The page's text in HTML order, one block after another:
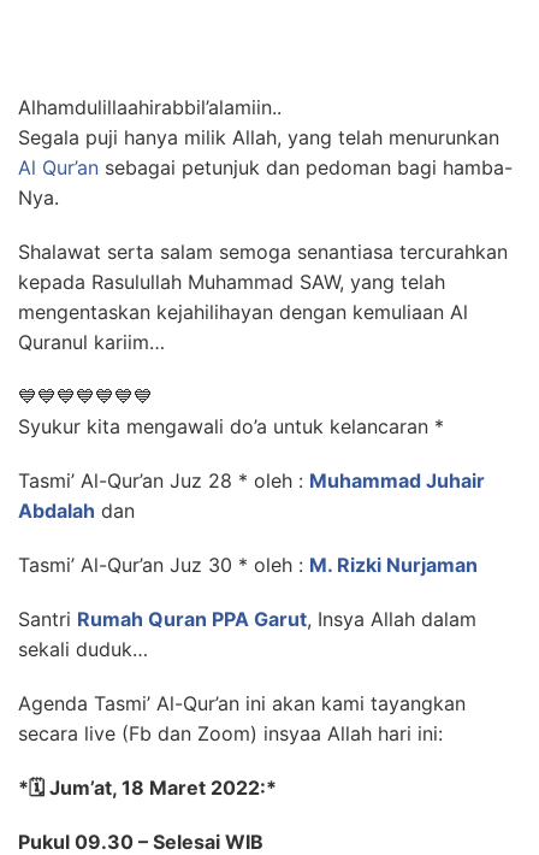
Alhamdulillaahirabbil’alamiin..
Segala puji hanya milik Allah, yang telah menurunkan
Al Qur’an sebagai petunjuk dan pedoman bagi hamba-
Nya.
Shalawat serta salam semoga senantiasa tercurahkan
kepada Rasulullah Muhammad SAW, yang telah
mengentaskan kejahilihayan dengan kemuliaan Al
Quranul kariim…
💙💙💙💙💙💙💙
Syukur kita mengawali do’a untuk kelancaran *
Tasmi’ Al-Qur’an Juz 28 * oleh : Muhammad Juhair
Abdalah dan
Tasmi’ Al-Qur’an Juz 30 * oleh : M. Rizki Nurjaman
Santri Rumah Quran PPA Garut, Insya Allah dalam
sekali duduk…
Agenda Tasmi’ Al-Qur’an ini akan kami tayangkan
secara live (Fb dan Zoom) insyaa Allah hari ini:
*🗓️ Jum’at, 18 Maret 2022:*
Pukul 09.30 – Selesai WIB